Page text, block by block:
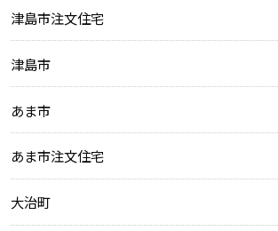
津島市注文住宅
津島市
あま市
あま市注文住宅
大治町